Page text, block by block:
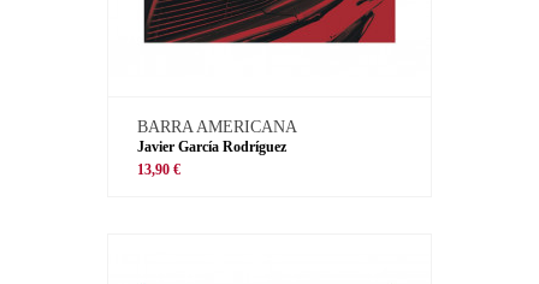
BARRA AMERICANA
Javier García Rodríguez
13,90 €